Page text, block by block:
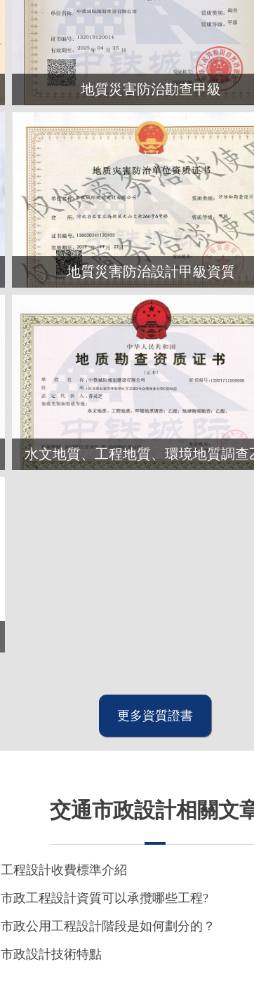
地質災害防治勘查甲級
地質災害防治設計甲級資質
水文地質、工程地質、環境地質調查
更多資質證書
交通市政設計相關文
工程設計收費標準介紹
市政工程設計資質可以承攬哪些工程?
市政公用工程設計階段是如何劃分的？
市政設計技術特點